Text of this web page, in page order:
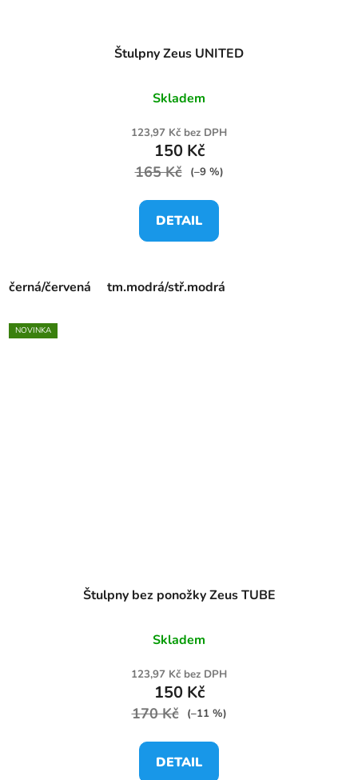
Štulpny Zeus UNITED
Skladem
123,97 Kč bez DPH
150 Kč
165 Kč (–9 %)
DETAIL
černá/červená tm.modrá/stř.modrá
NOVINKA
Štulpny bez ponožky Zeus TUBE
Skladem
123,97 Kč bez DPH
150 Kč
170 Kč (–11 %)
DETAIL